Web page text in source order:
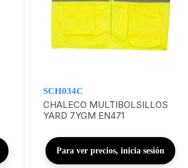
SCH034C
CHALECO MULTIBOLSILLOS
YARD 7YGM EN471
Para ver precios, inicia sesión